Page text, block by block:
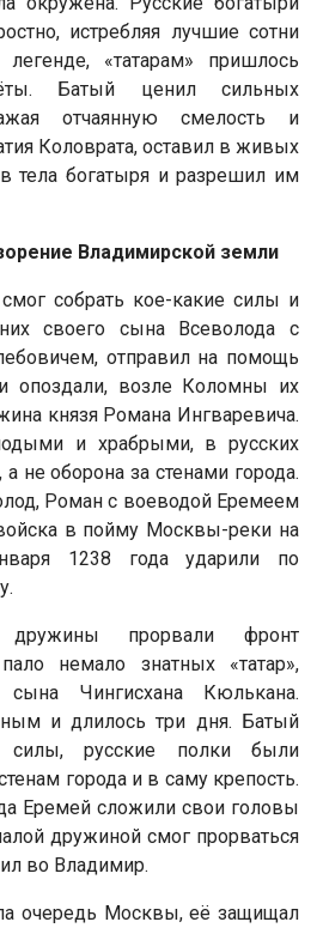
истребляя лучшие сотни
«татарам» пришлось
Батый ценил сильных
отчаянную смелость и
Коловрата, оставил в живых
тела богатыря и разрешил им
Владимирской земли
собрать кое-какие силы и
своего сына Всеволода с
отправил на помощь
опоздали, возле Коломны их
князя Романа Ингваревича.
и храбрыми, в русских
не оборона за стенами города.
Роман с воеводой Еремеем
в пойму Москвы-реки на
1238 года ударили по
прорвали фронт
немало знатных «татар»,
Чингисхана Кюлькана.
и длилось три дня. Батый
силы, русские полки были
города и в саму крепость.
Еремей сложили свои головы
дружиной смог прорваться
во Владимир.
очередь Москвы, её защищал